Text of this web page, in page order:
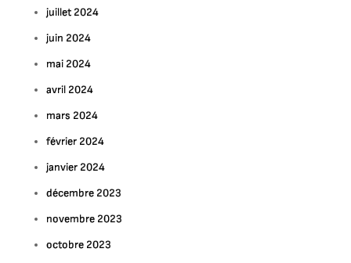
juillet 2024
juin 2024
mai 2024
avril 2024
mars 2024
février 2024
janvier 2024
décembre 2023
novembre 2023
octobre 2023